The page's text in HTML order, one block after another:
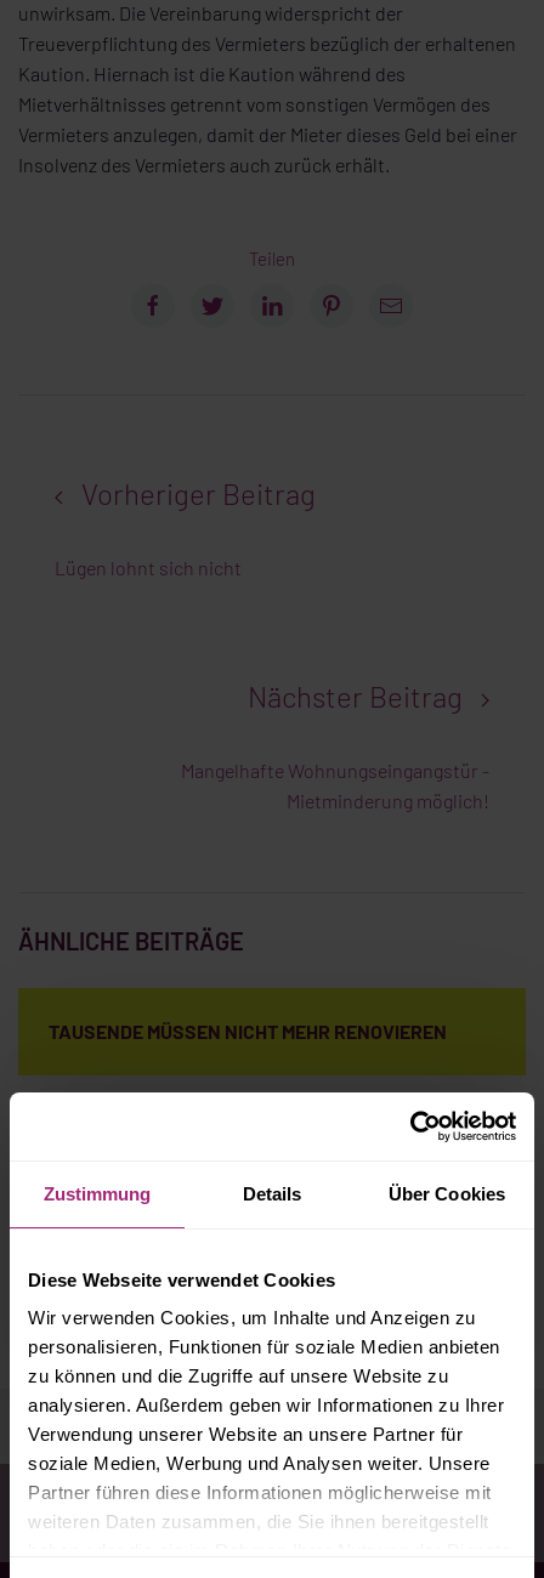
Zustimmung Details Über Cookies
Diese Webseite verwendet Cookies
Wir verwenden Cookies, um Inhalte und Anzeigen zu
personalisieren, Funktionen für soziale Medien anbieten
zu können und die Zugriffe auf unsere Website zu
analysieren. Außerdem geben wir Informationen zu Ihrer
Verwendung unserer Website an unsere Partner für
soziale Medien, Werbung und Analysen weiter. Unsere
Partner führen diese Informationen möglicherweise mit
weiteren Daten zusammen, die Sie ihnen bereitgestellt
unwirksam. Die Vereinbarung widerspricht der
Treueverpflichtung des Vermieters bezüglich der erhaltenen
Kaution. Hiernach ist die Kaution während des
Mietverhältnisses getrennt vom sonstigen Vermögen des
Vermieters anzulegen, damit der Mieter dieses Geld bei einer
Insolvenz des Vermieters auch zurück erhält.
Teilen
Vorheriger Beitrag
Lügen lohnt sich nicht
Nächster Beitrag
Mangelhafte Wohnungseingangstür -
Mietminderung möglich!
ÄHNLICHE BEITRÄGE
TAUSENDE MÜSSEN NICHT MEHR RENOVIEREN
MAHNUNGEN VON GROSSVERMIETERN R
Sie sind hier: Startseite Infothek
Mietkaution ist tabu
für den Vermieter